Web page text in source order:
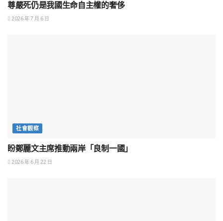
尊嚴死仍是我國生命自主權的奢侈
2026 年 7 月 6 日
社會觀察
盼鄭麗文主席推動兩岸「良制一國」
2026 年 6 月 22 日